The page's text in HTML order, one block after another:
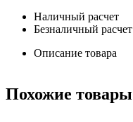
Наличный расчет
Безналичный расчет
Описание товара
Похожие товары